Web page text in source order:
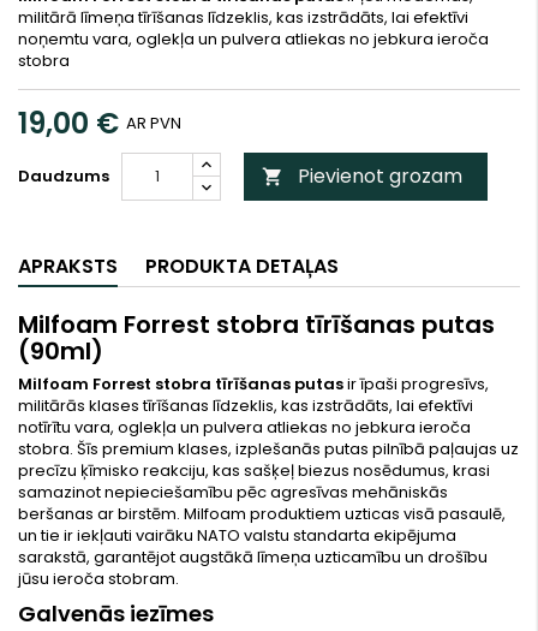
militārā līmeņa tīrīšanas līdzeklis, kas izstrādāts, lai efektīvi
noņemtu vara, oglekļa un pulvera atliekas no jebkura ieroča
stobra
19,00 € AR PVN
Daudzums  Pievienot grozam
APRAKSTS PRODUKTA DETAĻAS
Milfoam Forrest stobra tīrīšanas putas
(90ml)
Milfoam Forrest stobra tīrīšanas putasir īpaši progresīvs,
militārās klases tīrīšanas līdzeklis, kas izstrādāts, lai efektīvi
notīrītu vara, oglekļa un pulvera atliekas no jebkura ieroča
stobra. Šīs premium klases, izplešanās putas pilnībā paļaujas uz
precīzu ķīmisko reakciju, kas sašķeļ biezus nosēdumus, krasi
samazinot nepieciešamību pēc agresīvas mehāniskās
beršanas ar birstēm. Milfoam produktiem uzticas visā pasaulē,
un tie ir iekļauti vairāku NATO valstu standarta ekipējuma
sarakstā, garantējot augstākā līmeņa uzticamību un drošību
jūsu ieroča stobram.
Galvenās iezīmes